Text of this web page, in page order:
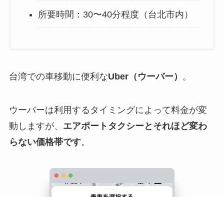
所要時間：30〜40分程度（台北市内）
台湾での車移動に便利なUber（ウーバー） 。
ウーバーは利用するタイミングによって料金が変
動しますが、 エアポートタクシーとそれほど変わ
らない価格帯です。